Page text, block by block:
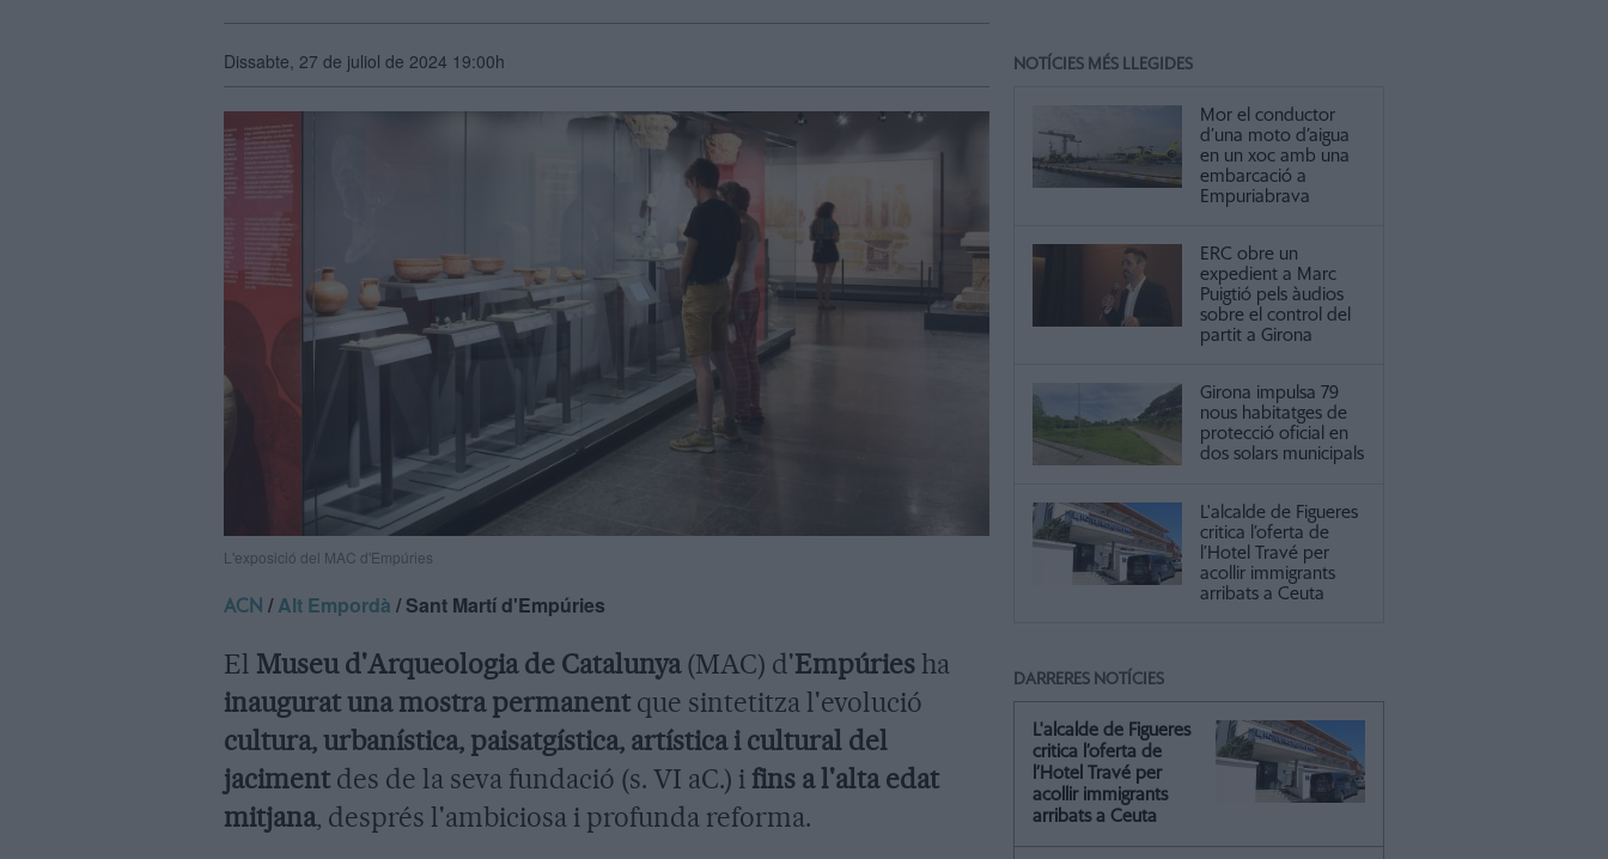
Dissabte, 27 de juliol de 2024 19:00h
L'exposició del MAC d'Empúries
ACN /Alt Empordà / Sant Martí d'Empúries
El Museu d'Arqueologia de Catalunya(MAC) d'Empúries ha
inaugurat una mostra permanentque sintetitza l'evolució
cultura, urbanística, paisatgística, artística i cultural del
jacimentdes de la seva fundació (s. VI aC.) i fins a l'alta edat
mitjana, després l'ambiciosa i profunda reforma.
NOTÍCIES MÉS LLEGIDES
Mor el conductor
d’una moto d’aigua
en un xoc amb una
embarcació a
Empuriabrava
ERC obre un
expedient a Marc
Puigtió pels àudios
sobre el control del
partit a Girona
Girona impulsa 79
nous habitatges de
protecció oficial en
dos solars municipals
L'alcalde de Figueres
critica l’oferta de
l’Hotel Travé per
acollir immigrants
arribats a Ceuta
DARRERES NOTÍCIES
L'alcalde de Figueres
critica l’oferta de
l’Hotel Travé per
acollir immigrants
arribats a Ceuta